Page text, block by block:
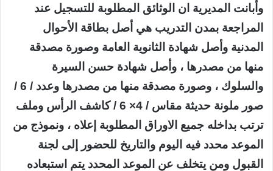
وأبانت المديرية ان الوثائق المطلوبة للتسجيل عند
المراجعة بمدن التدريب هي أصل بطاقة الأحوال
المدنية وأصل شهادة الثانوية العامة وصورة مصدقة
منها من مصدرها ، وأصل شهادة حسن السيرة
والسلوك ، وصورة مصدقة منها من مصدرها وعدد / 6 /
صور ملونة حديثة مقاس / 4× 6 / كاشف الرأس وملف
ترتب بداخله جميع الاوراق المطلوبة إعلاه ، ونموذج من
الموعد محدد فيه اليوم والتاريخ للحضور إلى لجنة
القبول ومن يتخلف عن الموعد المحدد يتم استبعاده